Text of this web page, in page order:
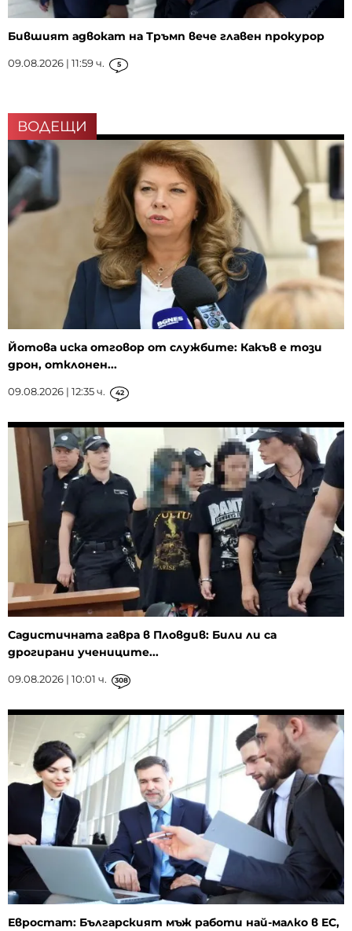
Бившият адвокат на Тръмп вече главен прокурор
09.08.2026 | 11:59 ч. 5
ВОДЕЩИ
Йотова иска отговор от службите: Какъв е този
дрон, отклонен...
09.08.2026 | 12:35 ч. 42
Садистичната гавра в Пловдив: Били ли са
дрогирани учениците...
09.08.2026 | 10:01 ч. 308
Евростат: Българският мъж работи най-малко в ЕС,